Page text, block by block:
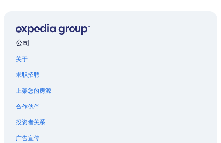
位于库什的家庭式酒店
库什的酒店
圣皮耶尔七塔教区的酒店
第戎市中心的酒店
奥泽兰河畔弗拉维尼的酒店
蒙特索克莱瑟通的酒店
岛的酒店
汝拉的酒店
公司
关于
求职招聘
上架您的房源
合作伙伴
投资者关系
广告宣传